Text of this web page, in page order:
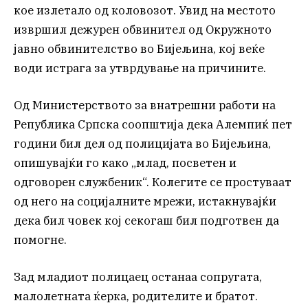
кое излетало од коловозот. Увид на местото
извршил дежурен обвинител од Окружното
јавно обвинителство во Бијељина, кој веќе
води истрага за утврдување на причините.
Од Министерството за внатрешни работи на
Република Српска соопштија дека Алемпиќ пет
години бил дел од полицијата во Бијељина,
опишувајќи го како „млад, посветен и
одговорен службеник“. Колегите се простуваат
од него на социјалните мрежи, истакнувајќи
дека бил човек кој секогаш бил подготвен да
помогне.
Зад младиот полицаец останаа сопругата,
малолетната ќерка, родителите и братот.